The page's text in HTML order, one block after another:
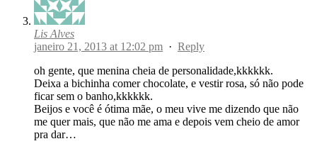
Lis Alves
janeiro 21, 2013 at 12:02 pm · Reply
oh gente, que menina cheia de personalidade,kkkkkk.
Deixa a bichinha comer chocolate, e vestir rosa, só não pode
ficar sem o banho,kkkkkk.
Beijos e você é ótima mãe, o meu vive me dizendo que não
me quer mais, que não me ama e depois vem cheio de amor
pra dar…